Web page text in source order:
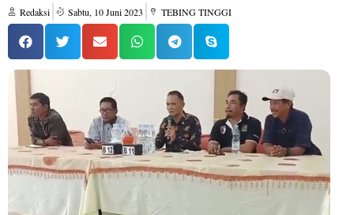
Redaksi Sabtu, 10 Juni 2023 TEBING TINGGI